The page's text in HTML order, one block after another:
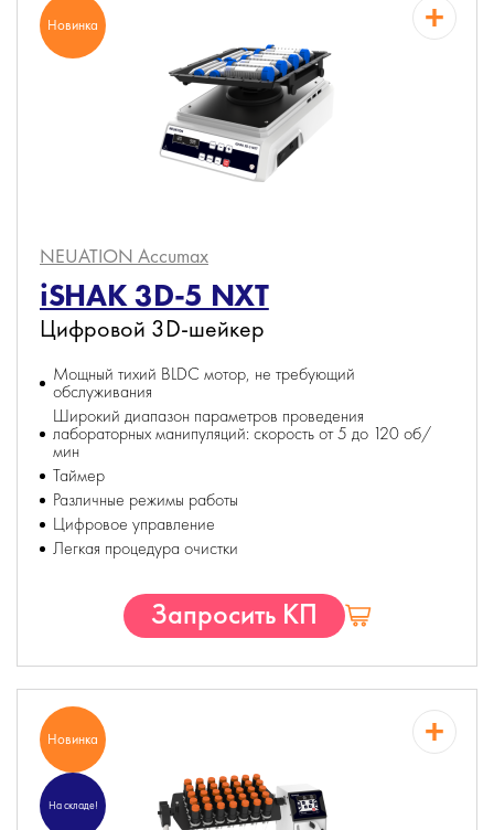
Новинка
NEUATION Accumax
iSHAK 3D-5 NXT
Цифровой 3D-шейкер
Мощный тихий BLDC мотор, не требующий
обслуживания
Широкий диапазон параметров проведения
лабораторных манипуляций: скорость от 5 до 120 об/
мин
Таймер
Различные режимы работы
Цифровое управление
Легкая процедура очистки
Запросить КП
Новинка
На складе!